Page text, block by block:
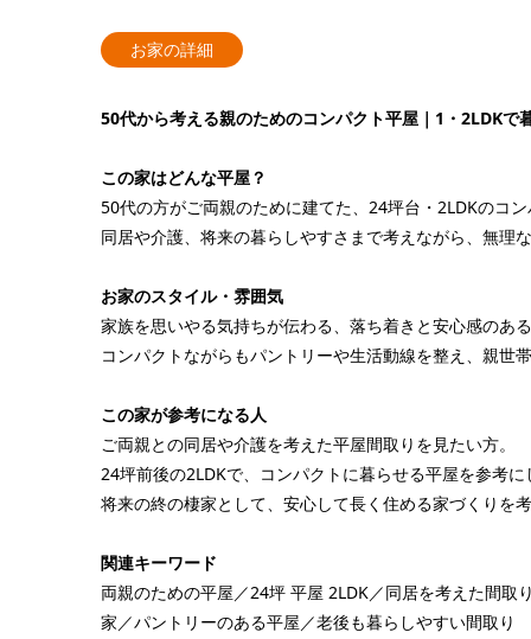
お家の詳細
50代から考える親のためのコンパクト平屋｜1・2LDKで
この家はどんな平屋？
50代の方がご両親のために建てた、24坪台・2LDKのコ
同居や介護、将来の暮らしやすさまで考えながら、無理
お家のスタイル・雰囲気
家族を思いやる気持ちが伝わる、落ち着きと安心感のあ
コンパクトながらもパントリーや生活動線を整え、親世
この家が参考になる人
ご両親との同居や介護を考えた平屋間取りを見たい方。
24坪前後の2LDKで、コンパクトに暮らせる平屋を参考に
将来の終の棲家として、安心して長く住める家づくりを
関連キーワード
両親のための平屋／24坪 平屋 2LDK／同居を考えた間
家／パントリーのある平屋／老後も暮らしやすい間取り